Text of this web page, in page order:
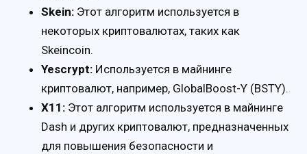
Skein: Этот алгоритм используется в
некоторых криптовалютах, таких как
Skeincoin.
Yescrypt: Используется в майнинге
криптовалют, например, GlobalBoost-Y (BSTY).
X11: Этот алгоритм используется в майнинге
Dash и других криптовалют, предназначенных
для повышения безопасности и